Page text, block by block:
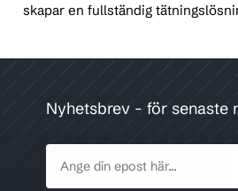
skapar en fullständig
Nyhetsbrev - för senaste